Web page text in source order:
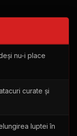
nu-i place
curate și
luptei în